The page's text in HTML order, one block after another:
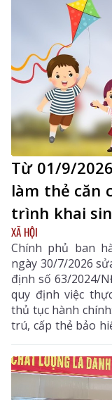
Từ 01/9/
làm thẻ căn
trình khai
XÃ HỘI
Chính phủ ban
ngày 30/7/2026
định số 63/2024/
quy định việc
thủ tục hành
trú, cấp thẻ bảo
ký khai tử, xóa
táng phí, tử tuất.